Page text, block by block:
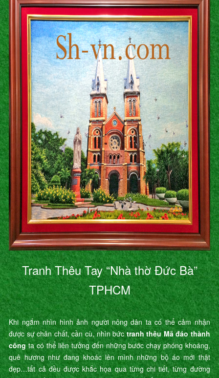
Tranh Thêu Tay “Nhà thờ Đức Bà”
TPHCM
Khi ngắm nhìn hình ảnh người nông dân ta có thể cảm nhận
được sự chân chất, cần cù, nhìn bứctranh thêu Mã đáo thành
công ta có thể liên tưởng đến những bước chạy phóng khoáng,
quê hương như đang khoác lên mình những bộ áo mới thật
đẹp…tất cả đều được khắc họa qua từng chi tiết, từng đường